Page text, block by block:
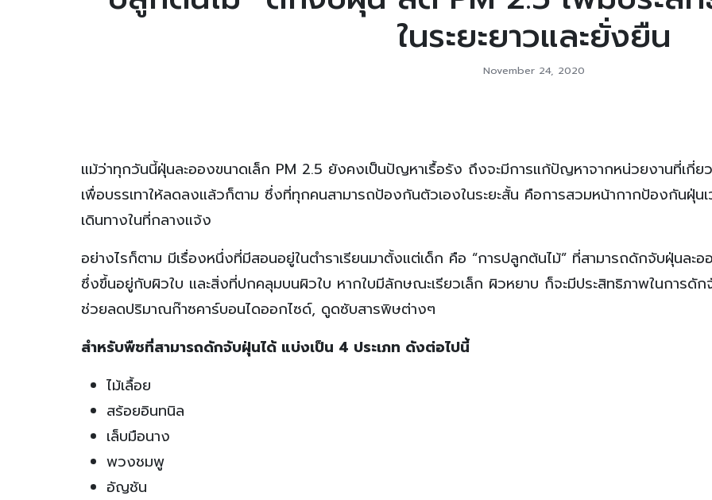
ในระยะยาวและยั่งยืน
November 24, 2020
แม้ว่าทุกวันนี้ฝุ่นละอองขนาดเล็ก PM 2.5 ยังคงเป็นปัญหาเรื้อรัง ถึงจะมีการแก้ปัญหาจากหน่วยงานที่เกี่ย
เพื่อบรรเทาให้ลดลงแล้วก็ตาม ซึ่งที่ทุกคนสามารถป้องกันตัวเองในระยะสั้น คือการสวมหน้ากากป้องกันฝุ่น
เดินทางในที่กลางแจ้ง
อย่างไรก็ตาม มีเรื่องหนึ่งที่มีสอนอยู่ในตำราเรียนมาตั้งแต่เด็ก คือ “การปลูกต้นไม้” ที่สามารถดักจับฝุ่นละอ
ซึ่งขึ้นอยู่กับผิวใบ และสิ่งที่ปกคลุมบนผิวใบ หากใบมีลักษณะเรียวเล็ก ผิวหยาบ ก็จะมีประสิทธิภาพในการดัก
ช่วยลดปริมาณก๊าซคาร์บอนไดออกไซด์, ดูดซับสารพิษต่างๆ
สำหรับพืชที่สามารถดักจับฝุ่นได้ แบ่งเป็น 4 ประเภท ดังต่อไปนี้
ไม้เลื้อย
สร้อยอินทนิล
เล็บมือนาง
พวงชมพู
อัญชัน